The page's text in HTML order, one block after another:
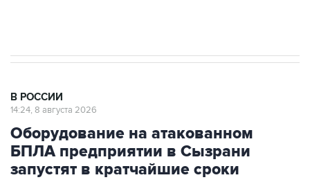
В РОССИИ
14:24, 8 августа 2026
Оборудование на атакованном
БПЛА предприятии в Сызрани
запустят в кратчайшие сроки